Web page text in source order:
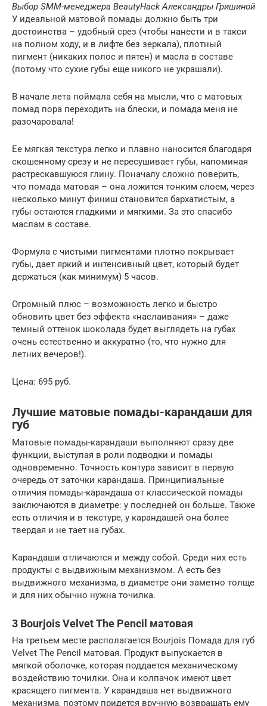
Выбор SMM-менеджера BeautyHack Александры Гришиной
У идеальной матовой помады должно быть три
достоинства – удобный срез (чтобы нанести и в такси
на полном ходу, и в лифте без зеркала), плотный
пигмент (никаких полос и пятен) и масла в составе
(потому что сухие губы еще никого не украшали).
В начале лета поймала себя на мысли, что с матовых
помад пора переходить на блески, и помада меня не
разочаровала!
Ее мягкая текстура легко и плавно наносится благодаря
скошенному срезу и не пересушивает губы, напоминая
растрескавшуюся глину. Поначалу сложно поверить,
что помада матовая – она ложится тонким слоем, через
несколько минут финиш становится бархатистым, а
губы остаются гладкими и мягкими. За это спасибо
маслам в составе.
Формула с чистыми пигментами плотно покрывает
губы, дает яркий и интенсивный цвет, который будет
держаться (как минимум) 5 часов.
Огромный плюс ­– возможность легко и быстро
обновить цвет без эффекта «наслаивания» ­– даже
темный оттенок шоколада будет выглядеть на губах
очень естественно и аккуратно (то, что нужно для
летних вечеров!).
Цена: 695 руб.
Лучшие матовые помады-карандаши для
губ
Матовые помады-карандаши выполняют сразу две
функции, выступая в роли подводки и помады
одновременно. Точность контура зависит в первую
очередь от заточки карандаша. Принципиальные
отличия помады-карандаша от классической помады
заключаются в диаметре: у последней он больше. Также
есть отличия и в текстуре, у карандашей она более
твердая и не тает на губах.
Карандаши отличаются и между собой. Среди них есть
продукты с выдвижным механизмом. А есть без
выдвижного механизма, в диаметре они заметно толще
и для них обычно нужна точилка.
3 Bourjois Velvet The Pencil матовая
На третьем месте располагается Bourjois Помада для губ
Velvet The Pencil матовая. Продукт выпускается в
мягкой оболочке, которая поддается механическому
воздействию точилки. Она и колпачок имеют цвет
красящего пигмента. У карандаша нет выдвижного
механизма, поэтому придется вручную возвращать ему